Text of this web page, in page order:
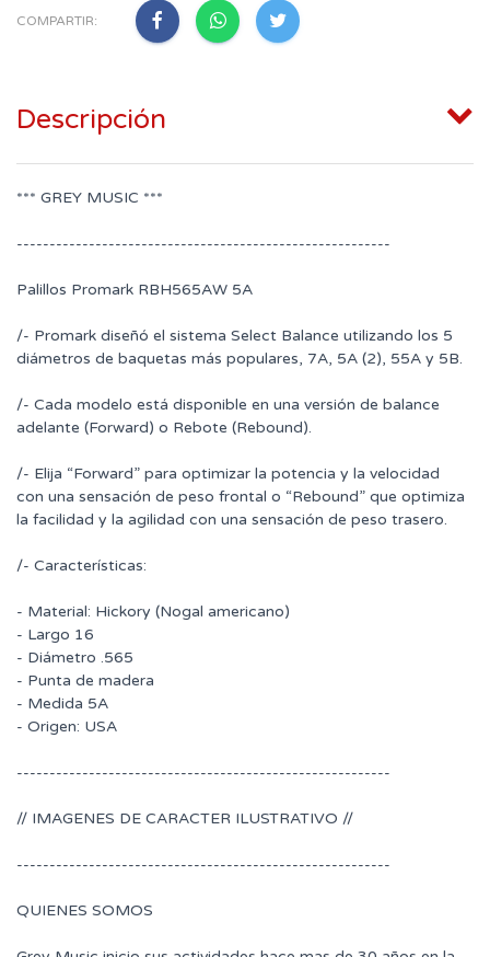
COMPARTIR:
Descripción
*** GREY MUSIC ***
---------------------------------------------------------
Palillos Promark RBH565AW 5A
/- Promark diseñó el sistema Select Balance utilizando los 5
diámetros de baquetas más populares, 7A, 5A (2), 55A y 5B.
/- Cada modelo está disponible en una versión de balance
adelante (Forward) o Rebote (Rebound).
/- Elija “Forward” para optimizar la potencia y la velocidad
con una sensación de peso frontal o “Rebound” que optimiza
la facilidad y la agilidad con una sensación de peso trasero.
/- Características:
- Material: Hickory (Nogal americano)
- Largo 16
- Diámetro .565
- Punta de madera
- Medida 5A
- Origen: USA
---------------------------------------------------------
// IMAGENES DE CARACTER ILUSTRATIVO //
---------------------------------------------------------
QUIENES SOMOS